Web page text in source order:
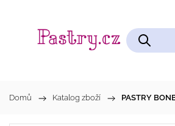
Domů / Katalog zboží / PASTRY